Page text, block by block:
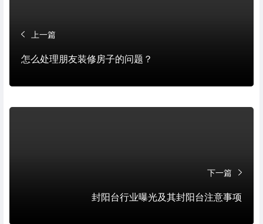
上一篇
怎么处理朋友装修房子的问题？
下一篇
封阳台行业曝光及其封阳台注意事项